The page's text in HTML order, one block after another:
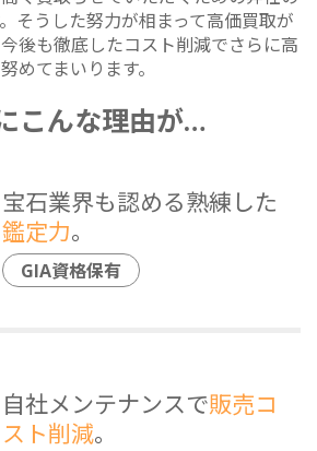
そうした努力が相まって高価買取が
後も徹底したコスト削減でさらに高
めてまいります。
こんな理由が…
宝石業界も認める熟練した
鑑定力。
GIA資格保有
自社メンテナンスで販売コ
スト削減。